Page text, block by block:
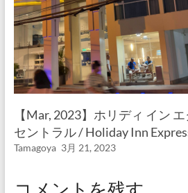
【Mar, 2023】ホリディ イン
セントラル / Holiday Inn
Tamagoya 3月 21, 2023